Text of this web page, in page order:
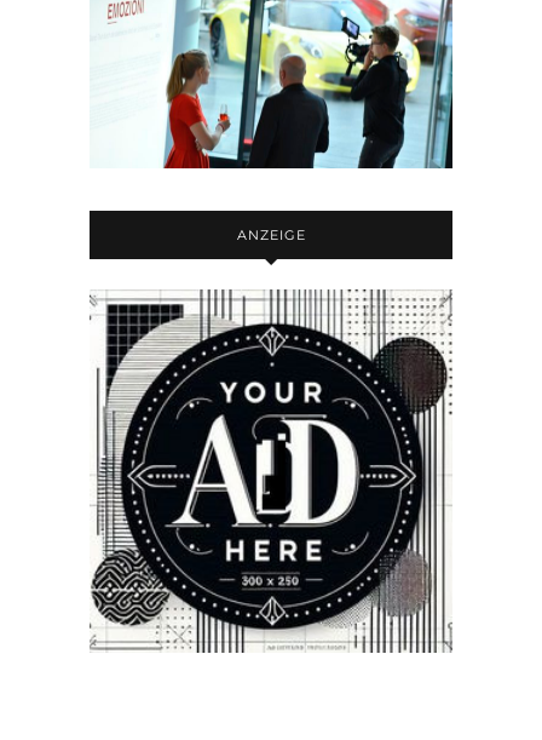
ANZEIGE